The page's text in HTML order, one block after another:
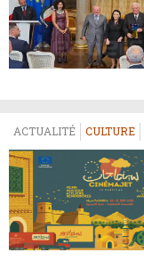
ACTUALITÉ CULTURE